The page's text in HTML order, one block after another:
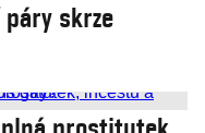
skrze